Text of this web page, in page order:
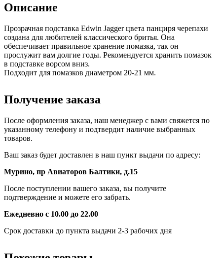
Описание
Прозрачная подставка Edwin Jagger цвета панциря черепахи
создана для любителей классического бритья. Она
обеспечивает правильное хранение помазка, так он
прослужит вам долгие годы. Рекомендуется хранить помазок
в подставке ворсом вниз.
Подходит для помазков диаметром 20-21 мм.
Получение заказа
После оформления заказа, наш менеджер с вами свяжется по
указанному телефону и подтвердит наличие выбранных
товаров.
Ваш заказ будет доставлен в наш пункт выдачи по адресу:
Мурино, пр Авиаторов Балтики, д.15
После поступлении вашего заказа, вы получите
подтверждение и можете его забрать.
Ежедневно с 10.00 до 22.00
Срок доставки до пункта выдачи 2-3 рабочих дня